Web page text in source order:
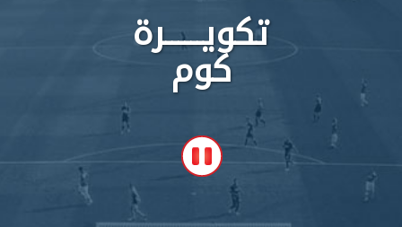
تكويــــــرة
كوم